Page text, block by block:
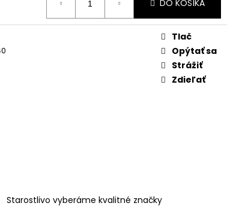
DO KOŠÍKA
Tlač
Opýtať sa
Strážiť
Zdieľať
Starostlivo vyberáme kvalitné značky